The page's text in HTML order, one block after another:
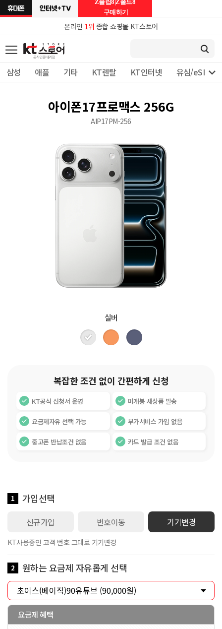
온라인 1위 종합 쇼핑몰 KT스토어
삼성 애플 기타 KT렌탈 KT인터넷 유심/eSIM 개

Z플립8|Z폴드8
구매하기
아이폰17프로맥스 256G
AIP17PM-256
실버
복잡한 조건 없이 간편하게 신청
KT공식 신청서 운영 미개봉 새상품 발송
요금제자유 선택 가능 부가서비스 가입 없음
중고폰 반납조건 없음 카드 발급 조건 없음
1 가입선택
신규가입 번호이동 기기변경
KT사용중인 고객 번호 그대로 기기변경
2 원하는 요금제 자유롭게 선택
요금제 혜택